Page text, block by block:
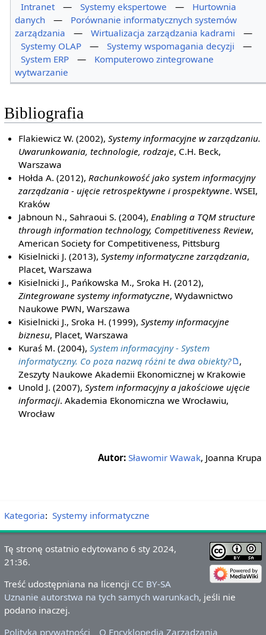
Intranet
— Systemy ekspertowe —
Hurtownia
danych
—
Porównanie informatycznych systemów
zarządzania
— Wirtualizacja zarządzania kadrami
—
Systemy OLAP
— Systemy wspomagania decyzji
—
System ERP
—
Komputerowo zintegrowane
wytwarzanie
Bibliografia
Flakiewicz W. (2002),Systemy informacyjne w zarządzaniu.
Uwarunkowania, technologie, rodzaje, C.H. Beck,
Warszawa
Hołda A. (2012),Rachunkowość jako system informacyjny
zarządzania - ujęcie retrospektywne i prospektywne. WSEI,
Kraków
Jabnoun N., Sahraoui S. (2004),Enabling a TQM structure
through information technology, Competitiveness Review,
American Society for Competitiveness, Pittsburg
Kisielnicki J. (2013),Systemy informatyczne zarządzania,
Placet, Warszawa
Kisielnicki J., Pańkowska M., Sroka H. (2012),
Zintegrowane systemy informatyczne, Wydawnictwo
Naukowe PWN, Warszawa
Kisielnicki J., Sroka H. (1999),Systemy informacyjne
biznesu, Placet, Warszawa
Kuraś M. (2004),System informacyjny - System
informatyczny. Co poza nazwą różni te dwa obiekty?
,
Zeszyty Naukowe Akademii Ekonomicznej w Krakowie
Unold J. (2007),System informacyjny a jakościowe ujęcie
informacji. Akademia Ekonomiczna we Wrocławiu,
Wrocław
Autor: Sławomir Wawak, Joanna Krupa
Kategoria: Systemy informatyczne
Tę stronę ostatnio edytowano 6 sty 2024,
21:36.
Treść udostępniana na licencji CC BY-SA
Uznanie autorstwa na tych samych warunkach, jeśli nie
podano inaczej.
Polityka prywatności
O Encyklopedia Zarządzania